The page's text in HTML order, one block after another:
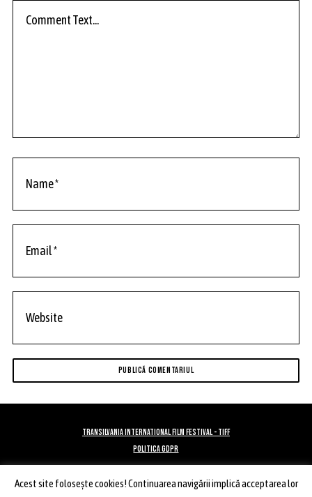
TRANSILVANIA INTERNATIONAL FILM FESTIVAL - TIFF
POLITICA GDPR
Acest site foloseşte cookies! Continuarea navigării implică acceptarea lor